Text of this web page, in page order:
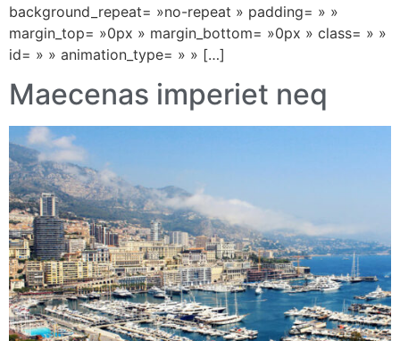
background_repeat= »no-repeat » padding= » »
margin_top= »0px » margin_bottom= »0px » class= » »
id= » » animation_type= » » […]
Maecenas imperiet neq